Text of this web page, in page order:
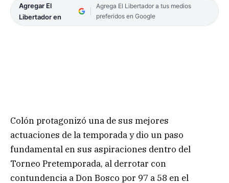
Agregar El
Libertador en
Agrega El Libertador a tus medios
preferidos en Google
Colón protagonizó una de sus mejores
actuaciones de la temporada y dio un paso
fundamental en sus aspiraciones dentro del
Torneo Pretemporada, al derrotar con
contundencia a Don Bosco por 97 a 58 en el